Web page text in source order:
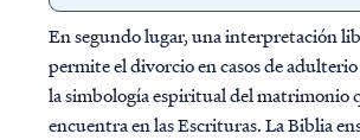
En segundo lugar, una interpretación
permite el divorcio en casos de
la simbología espiritual del matrimonio
encuentra en las Escrituras. La Biblia